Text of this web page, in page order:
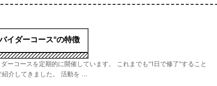
イダーコース"の特徴
ーコースを定期的に開催しています。 これまでも"1日で修了"すること
介してきました。 活動を ...